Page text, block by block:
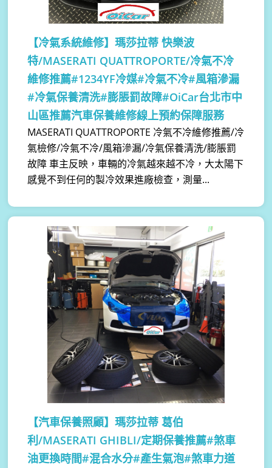
【冷氣系統維修】瑪莎拉蒂 快樂波
特/MASERATI QUATTROPORTE/冷氣不冷
維修推薦#1234YF冷媒#冷氣不冷#風箱滲漏
#冷氣保養清洗#膨脹罰故障#OiCar台北市中
山區推薦汽車保養維修線上預約保障服務
MASERATI QUATTROPORTE 冷氣不冷維修推薦/冷
氣檢修/冷氣不冷/風箱滲漏/冷氣保養清洗/膨脹罰
故障 車主反映，車輛的冷氣越來越不冷，大太陽下
感覺不到任何的製冷效果進廠檢查，測量...
【汽車保養照顧】瑪莎拉蒂 葛伯
利/MASERATI GHIBLI/定期保養推薦#煞車
油更換時間#混合水分#產生氣泡#煞車力道